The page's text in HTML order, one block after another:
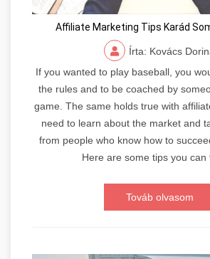
Affiliate Marketing Tips Karád
Írta: Kovács
If you wanted to play baseball, you
the rules and to be coached by
game. The same holds true with
need to learn about the market and
from people who know how to
Here are some tips you can
Továb olvasom